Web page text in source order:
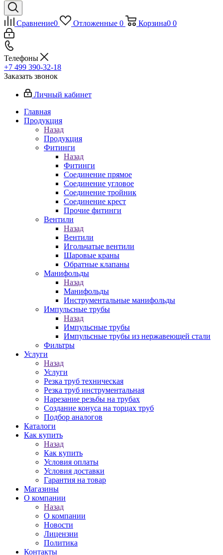
Сравнение0 Отложенные 0 Корзина0 0
Телефоны
+7 499 390-32-18
Заказать звонок
Личный кабинет
Главная
Продукция
Назад
Продукция
Фитинги
Назад
Фитинги
Соединение прямое
Соединение угловое
Соединение тройник
Соединение крест
Прочие фитинги
Вентили
Назад
Вентили
Игольчатые вентили
Шаровые краны
Обратные клапаны
Манифольды
Назад
Манифольды
Инструментальные манифольды
Импульсные трубы
Назад
Импульсные трубы
Импульсные трубы из нержавеющей стали
Фильтры
Услуги
Назад
Услуги
Резка труб техническая
Резка труб инструментальная
Нарезание резьбы на трубах
Создание конуса на торцах труб
Подбор аналогов
Каталоги
Как купить
Назад
Как купить
Условия оплаты
Условия доставки
Гарантия на товар
Магазины
О компании
Назад
О компании
Новости
Лицензии
Политика
Контакты